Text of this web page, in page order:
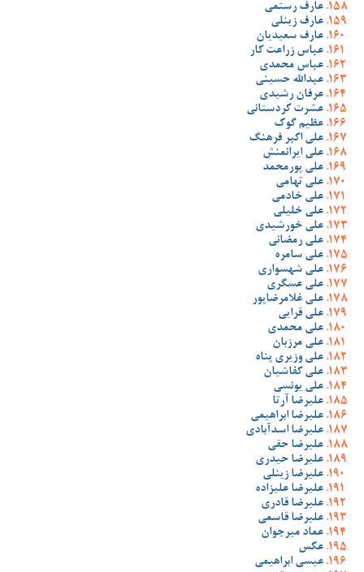
عارف رستمی
عارف زینلی
عارف سعیدیان
عباس زراعت کار
عباس محمدی
عبدالله حسینی
عرفان رشیدی
عشرت کردستانی
عظیم گوک
علی اکبر فرهنگ
علی ایرانمنش
علی پورمحمد
علی تهامی
علی خادمی
علی خلیلی
علی خورشیدی
علی رمضانی
علی سامره
علی شهسواری
علی عسگری
علی غلامرضاپور
علی قرایی
علی محمدی
علی مرزبان
علی وزیری پناه
علی کفاشیان
علی یونسی
علیرضا آرتا
علیرضا ابراهیمی
علیرضا اسدآبادی
علیرضا حقی
علیرضا حیدری
علیرضا زینلی
علیرضا علیزاده
علیرضا قادری
علیرضا قاسمی
عماد میرجوان
عکس
عیسی ابراهیمی